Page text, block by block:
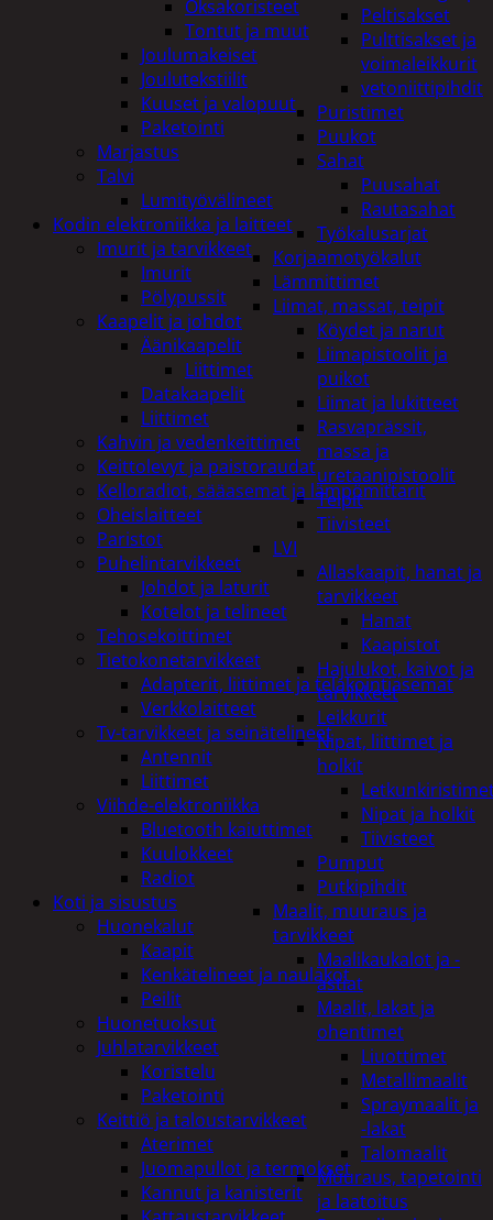
Peltisakset
Pulttisakset ja
voimaleikkurit
vetoniittipihdit
Puristimet
Puukot
Sahat
Puusahat
Rautasahat
Työkalusarjat
Korjaamotyökalut
Lämmittimet
Liimat, massat, teipit
Köydet ja narut
Liimapistoolit ja
puikot
Liimat ja lukitteet
Rasvaprässit,
massa ja
uretaanipistoolit
Teipit
Tiivisteet
LVI
Allaskaapit, hanat ja
tarvikkeet
Hanat
Kaapistot
Hajulukot, kaivot ja
tarvikkeet
Leikkurit
Nipat, liittimet ja
holkit
Nipat ja holkit
Tiivisteet
Pumput
Putkipihdit
Maalit, muuraus ja
tarvikkeet
Maalikaukalot ja -
astiat
Maalit, lakat ja
ohentimet
Liuottimet
Metallimaalit
Spraymaalit ja
-lakat
Talomaalit
Muuraus, tapetointi
ja laatoitus
Oksakoristeet
Tontut ja muut
Joulumakeiset
Joulutekstiilit
Kuuset ja valopuut
Paketointi
Marjastus
Talvi
Lumityövälineet
Kodin elektroniikka ja laitteet
Imurit ja tarvikkeet
Imurit
Pölypussit
Kaapelit ja johdot
Äänikaapelit
Liittimet
Datakaapelit
Liittimet
Kahvin ja vedenkeittimet
Keittolevyt ja paistoraudat
Kelloradiot, sääasemat ja lämpömittarit
Oheislaitteet
Paristot
Puhelintarvikkeet
Johdot ja laturit
Kotelot ja telineet
Tehosekoittimet
Tietokonetarvikkeet
Adapterit, liittimet ja telakointiasemat
Verkkolaitteet
Tv-tarvikkeet ja seinätelineet
Antennit
Liittimet
Viihde-elektroniikka
Bluetooth kaiuttimet
Kuulokkeet
Radiot
Koti ja sisustus
Huonekalut
Kaapit
Kenkätelineet ja naulakot
Peilit
Huonetuoksut
Juhlatarvikkeet
Koristelu
Paketointi
Keittiö ja taloustarvikkeet
Aterimet
Juomapullot ja termokset
Kannut ja kanisterit